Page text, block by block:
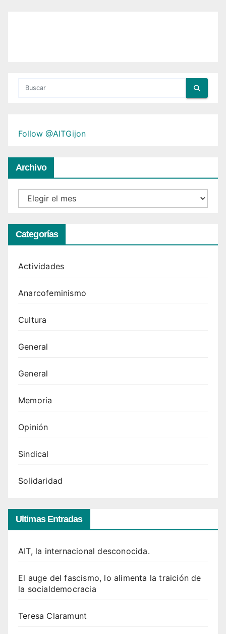
Follow @AITGijon
Archivo
Archivo
Categorías
Actividades
Anarcofeminismo
Cultura
General
General
Memoria
Opinión
Sindical
Solidaridad
Ultimas Entradas
AIT, la internacional desconocida.
El auge del fascismo, lo alimenta la traición de
la socialdemocracia
Teresa Claramunt